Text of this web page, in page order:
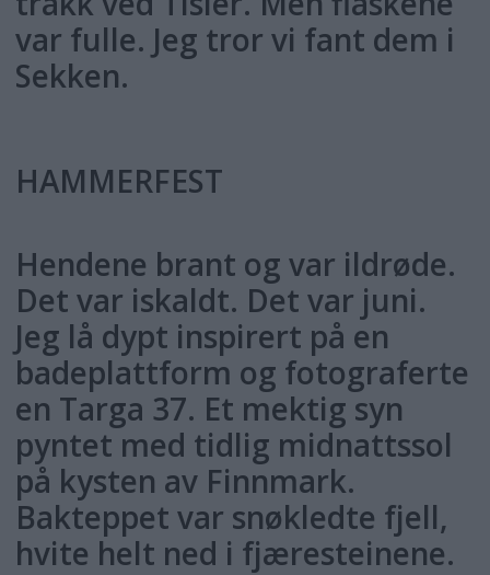
var fulle. Jeg tror vi fant dem i
Sekken.
HAMMERFEST
Hendene brant og var ildrøde.
Det var iskaldt. Det var juni.
Jeg lå dypt inspirert på en
badeplattform og fotograferte
en Targa 37. Et mektig syn
pyntet med tidlig midnattssol
på kysten av Finnmark.
Bakteppet var snøkledte fjell,
hvite helt ned i fjæresteinene.